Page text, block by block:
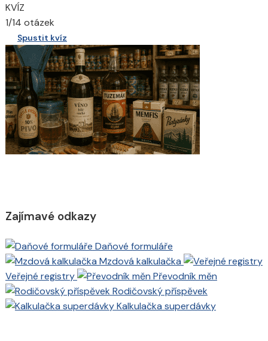
KVÍZ
1/14 otázek
Spustit kvíz
Zajímavé odkazy
Daňové formuláře
Mzdová kalkulačka
Veřejné registry
Převodník měn
Rodičovský příspěvek
Kalkulačka superdávky